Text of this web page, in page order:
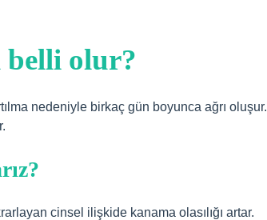
belli olur?
nedeniyle birkaç gün boyunca ağrı oluşur.
cinsel ilişkide kanama olasılığı artar.